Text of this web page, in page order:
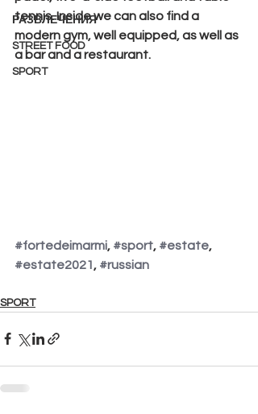
РАЗВЛЕЧЕНИЯ
STREET FOOD
SPORT
tennis. Inside we can also find a
modern gym, well equipped, as well as
a bar and a restaurant.
#fortedeimarmi, #sport, #estate,
#estate2021, #russian
SPORT